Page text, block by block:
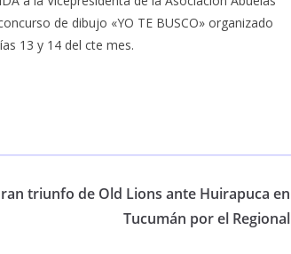
de dibujo «YO TE BUSCO» organizado
13 y 14 del cte mes.
triunfo de Old Lions ante Huirapuca en
Tucumán por el Regional